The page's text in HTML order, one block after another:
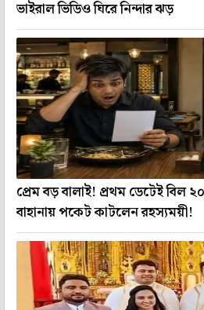
ভাইরাল ভিডিও ঘিরে নিন্দার ঝড়
প্রেম বড় বালাই! প্রথম ডেটেই বিল
বাহানায় পকেট কাটলেন রহস্যময়ী!